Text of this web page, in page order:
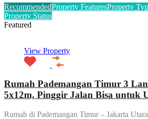
RecommendedProperty FeaturesProperty
Property Status
Featured
View Property
Rumah Pademangan Timur 3
5x12m, Pinggir Jalan Bisa untuk
Rumah di Pademangan Timur – Jakarta